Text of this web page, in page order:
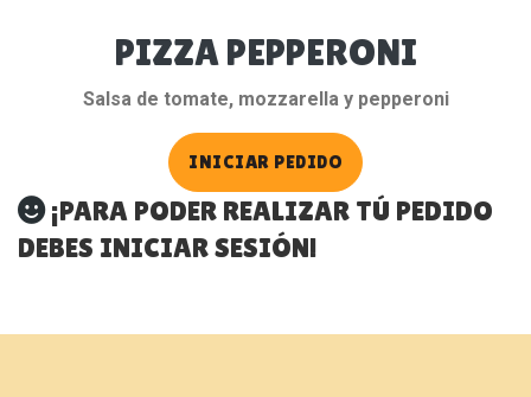
PIZZA PEPPERONI
Salsa de tomate, mozzarella y pepperoni
INICIAR PEDIDO
¡PARA PODER REALIZAR TÚ PEDIDO
DEBES INICIAR SESIÓN!